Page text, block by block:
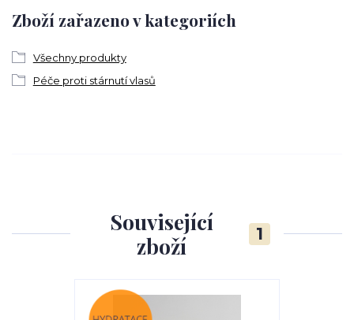
Zboží zařazeno v kategoriích
Všechny produkty
Péče proti stárnutí vlasů
Související
zboží
1